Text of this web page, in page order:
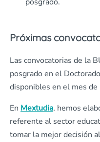
Próximas
Las convocatorias de la
posgrado en el
disponibles en el mes de
En Mextudia, hemos
referente al sector
tomar la mejor decisión